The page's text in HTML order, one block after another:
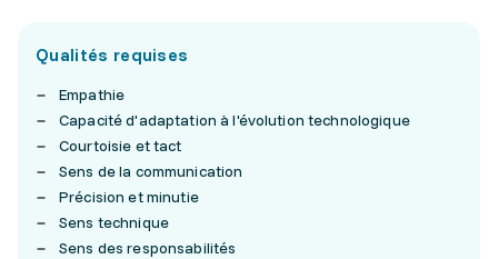
Qualités requises
Empathie
Capacité d'adaptation à l'évolution technologique
Courtoisie et tact
Sens de la communication
Précision et minutie
Sens technique
Sens des responsabilités